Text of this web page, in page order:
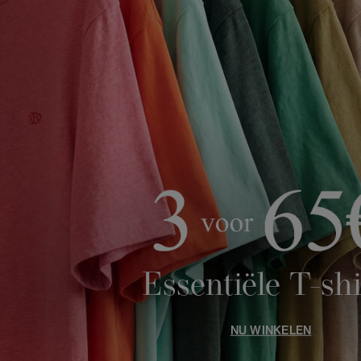
Essentiële T-
NU WINKELEN